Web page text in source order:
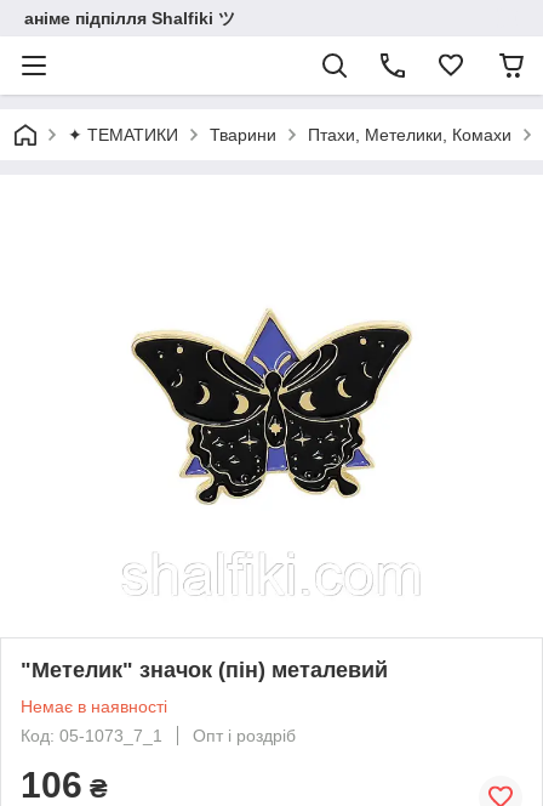
аніме підпілля Shalfiki ツ
✦ ТЕМАТИКИ Тварини Птахи, Метелики, Комахи
"Метелик" значок (пін) металевий
Немає в наявності
Код: 05-1073_7_1
Опт і роздріб
106 ₴